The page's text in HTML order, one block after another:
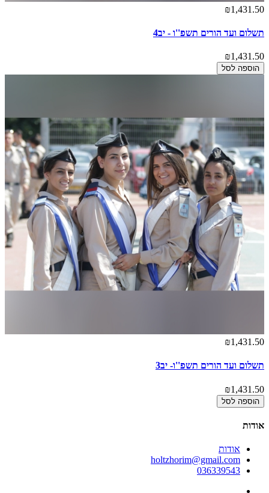
₪1,431.50
תשלום ועד הורים תשפ''ו - יב4
₪1,431.50
הוספה לסל
₪1,431.50
תשלום ועד הורים תשפ''ו- יב3
₪1,431.50
הוספה לסל
אודות
אודות
holtzhorim@gmail.com
036339543